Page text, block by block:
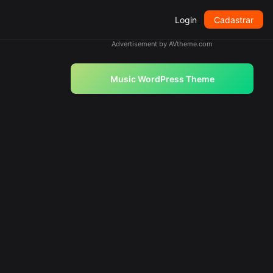
Login Cadastrar
Advertisement by AVtheme.com
Music WordPress Theme